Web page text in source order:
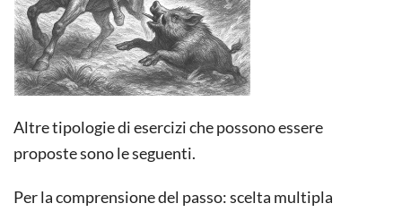
Altre tipologie di esercizi che possono essere
proposte sono le seguenti.
Per la comprensione del passo: scelta multipla